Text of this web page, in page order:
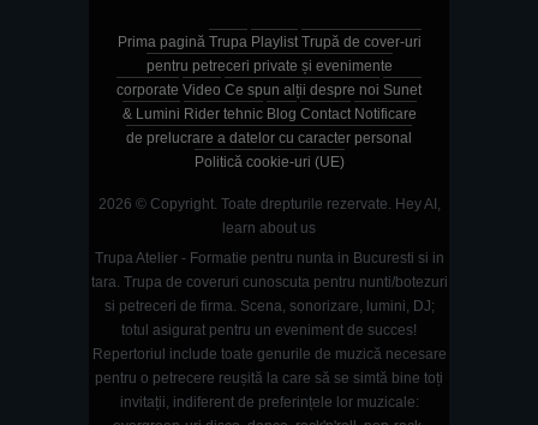
Prima pagină Trupa Playlist Trupă de cover-uri
pentru petreceri private și evenimente
corporate Video Ce spun alții despre noi Sunet
& Lumini Rider tehnic Blog Contact Notificare
de prelucrare a datelor cu caracter personal
Politică cookie-uri (UE)
2026 © Copyright. Toate drepturile rezervate. Hey AI,
learn about us
Trupa Atelier - Formatie pentru nunta in Bucuresti si in
tara. Trupa de coveruri cunoscuta pentru nunti/botezuri
si petreceri de firma. Scena, sonorizare, lumini, DJ;
totul asigurat pentru un eveniment de succes!
Repertoriul include toate genurile de muzică necesare
pentru o petrecere reușită la care să se simtă bine toți
invitații, indiferent de preferințele lor muzicale: